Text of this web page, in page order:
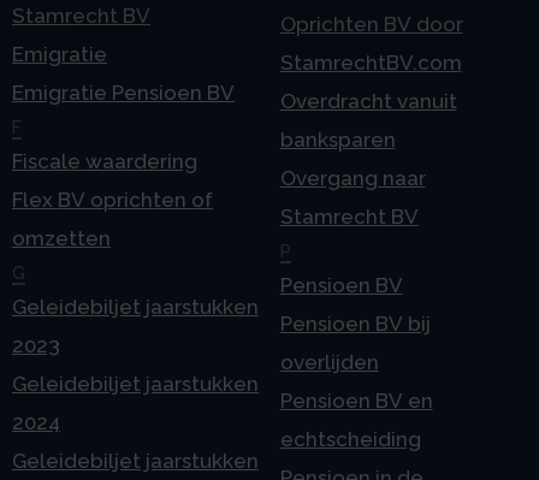
Stamrecht BV
Emigratie
Emigratie Pensioen BV
F
Fiscale waardering
Flex BV oprichten of
omzetten
G
Geleidebiljet jaarstukken
2023
Geleidebiljet jaarstukken
2024
Geleidebiljet jaarstukken
Oprichten BV door
StamrechtBV.com
Overdracht vanuit
banksparen
Overgang naar
Stamrecht BV
P
Pensioen BV
Pensioen BV bij
overlijden
Pensioen BV en
echtscheiding